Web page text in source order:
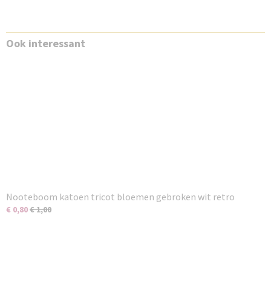
Ook interessant
Nooteboom katoen tricot bloemen gebroken wit retro
€ 0,80€ 1,00